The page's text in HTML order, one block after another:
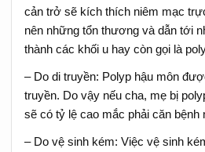
cản trở sẽ kích thích niêm mạc
nên những tổn thương và dẫn tới
thành các khối u hay còn gọi là
– Do di truyền: Polyp hậu môn
truyền. Do vậy nếu cha, mẹ bị
sẽ có tỷ lệ cao mắc phải căn bệnh
– Do vệ sinh kém: Việc vệ sinh